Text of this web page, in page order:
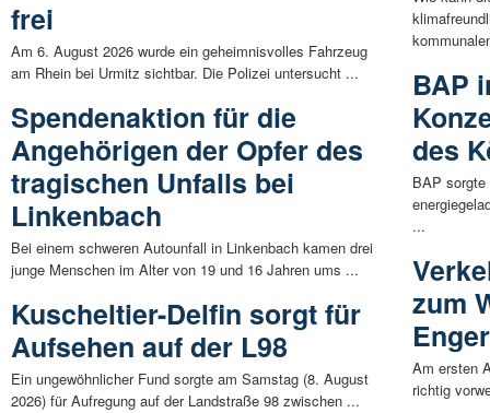
frei
Am 6. August 2026 wurde ein geheimnisvolles Fahrzeug
am Rhein bei Urmitz sichtbar. Die Polizei untersucht ...
Spendenaktion für die
Angehörigen der Opfer des
tragischen Unfalls bei
Linkenbach
Bei einem schweren Autounfall in Linkenbach kamen drei
junge Menschen im Alter von 19 und 16 Jahren ums ...
Kuscheltier-Delfin sorgt für
Aufsehen auf der L98
Ein ungewöhnlicher Fund sorgte am Samstag (8. August
2026) für Aufregung auf der Landstraße 98 zwischen ...
BAP
des
BAP
...
zum
Am ersten
richtig